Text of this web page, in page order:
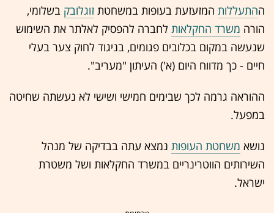
ההתעללות המזעזעת בעופות במשחטת זוגלובק בשלומי,
הורה משרד החקלאות לחברה להפסיק לאלתר את השימוש
שנעשה במקום בכלובים פגומים, בניגוד לחוק צער בעלי
חיים - כך מדווח היום (א') העיתון "מעריב".
ההוראה גרמה לכך שבימים חמישי ושישי לא נעשתה שחיטה
במפעל.
נושא משחטת העופות נמצא עתה בבדיקה של מנהל
השירותים הווטרינריים במשרד החקלאות ושל משטרת
ישראל.